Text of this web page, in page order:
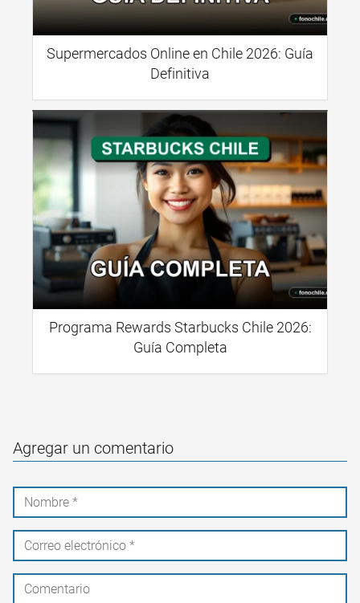
Supermercados Online en Chile 2026: Guía
Definitiva
Programa Rewards Starbucks Chile 2026:
Guía Completa
Agregar un comentario